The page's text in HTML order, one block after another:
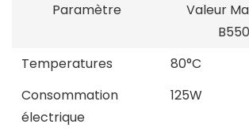
Paramètre
Valeur
Temperatures
80°C
Consommation
électrique
125W